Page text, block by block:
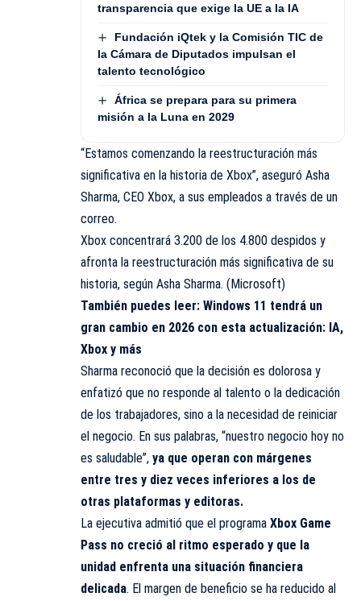
transparencia que exige la UE a la IA
Fundación iQtek y la Comisión TIC de
la Cámara de Diputados impulsan el
talento tecnológico
África se prepara para su primera
misión a la Luna en 2029
“Estamos comenzando la reestructuración más
significativa en la historia de Xbox”, aseguró Asha
Sharma, CEO Xbox, a sus empleados a través de un
correo.
Xbox concentrará 3.200 de los 4.800 despidos y
afronta la reestructuración más significativa de su
historia, según Asha Sharma. (Microsoft)
También puedes leer: Windows 11 tendrá un
gran cambio en 2026 con esta actualización: IA,
Xbox y más
Sharma reconoció que la decisión es dolorosa y
enfatizó que no responde al talento o la dedicación
de los trabajadores, sino a la necesidad de reiniciar
el negocio. En sus palabras, “nuestro negocio hoy no
es saludable”, ya que operan con márgenes
entre tres y diez veces inferiores a los de
otras plataformas y editoras.
La ejecutiva admitió que el programa Xbox Game
Pass no creció al ritmo esperado y que la
unidad enfrenta una situación financiera
delicada. El margen de beneficio se ha reducido al